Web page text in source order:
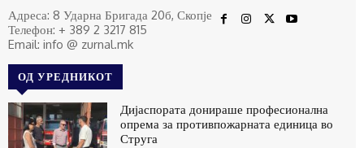
Адреса: 8 Ударна Бригада 20б, Скопје
Телефон: + 389 2 3217 815
Email: info @ zurnal.mk
ОД УРЕДНИКОТ
Дијаспората донираше професионална
опрема за противпожарната единица во
Струга